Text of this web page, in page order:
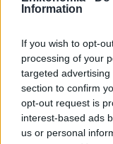
Information
If you wish to opt-
processing of your
targeted
section to confirm
opt-out request is
interest-based ads
us or personal